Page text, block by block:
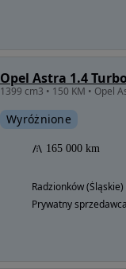
Opel Astra 1.4
1399 cm3 • 150 KM • Opel
Wyróżnione
165 000 km
Radzionków (Śląskie)
Prywatny